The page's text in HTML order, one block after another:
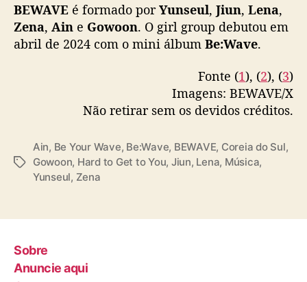
e
t
t
u
”
BEWAVE é formado porYunseul, Jiun, Lena,
Zena, Ain e Gowoon. O girl group debutou em
abril de 2024 com o mini álbum Be:Wave.
Fonte (1), (2), (3)
Imagens: BEWAVE/X
Não retirar sem os devidos créditos.
T
Ain, Be Your Wave, Be:Wave, BEWAVE, Coreia do Sul,
Gowoon, Hard to Get to You, Jiun, Lena, Música,
Yunseul, Zena
Sobre
Anuncie aqui